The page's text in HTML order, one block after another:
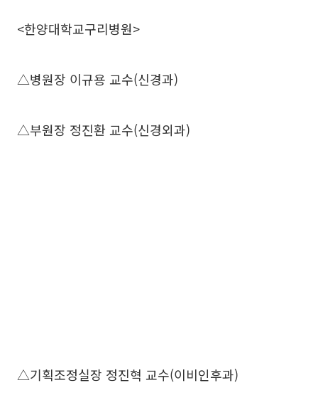
<한양대학교구리병원>
△병원장 이규용 교수(신경과)
△부원장 정진환 교수(신경외과)
△기획조정실장 정진혁 교수(이비인후과)